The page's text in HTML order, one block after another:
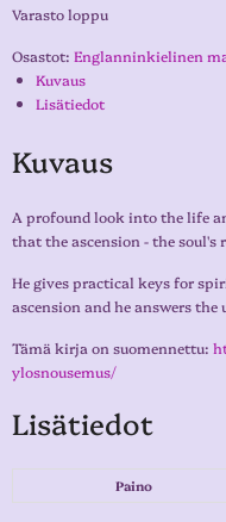
Varasto loppu
Osastot: Englanninkielinen
Kuvaus
Lisätiedot
Kuvaus
A profound look into the life
that the ascension - the
He gives practical keys for
ascension and he answers
Tämä kirja on suomennettu:
ylosnousemus/
Lisätiedot
Paino